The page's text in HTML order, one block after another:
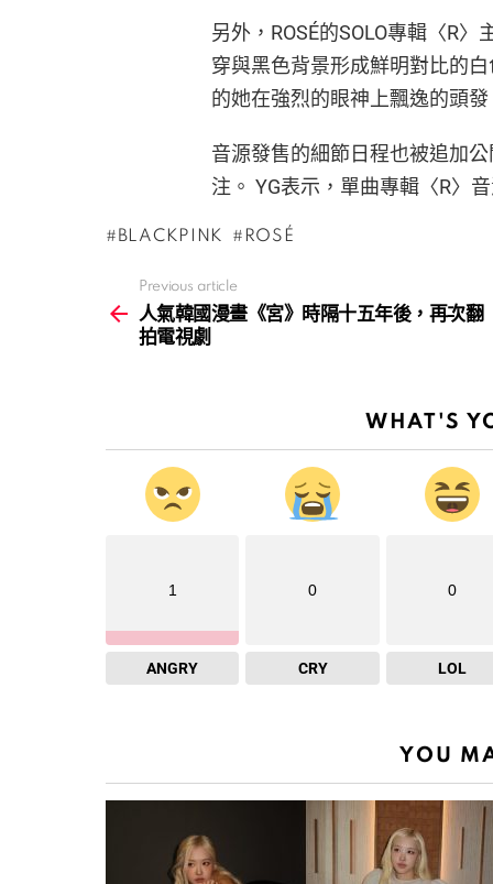
另外，ROSÉ的SOLO專輯〈R
穿與黑色背景形成鮮明對比的
的她在強烈的眼神上飄逸的頭
音源發售的細節日程也被追加
注。 YG表示，單曲專輯〈R〉
BLACKPINK ROSÉ
more
Previous article
人氣韓國漫畫《宮》時隔十五年後，再次翻
拍電視劇
WHAT'S
1
ANGRY
0
CRY
0
LOL
YOU